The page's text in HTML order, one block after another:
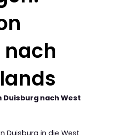
Duisburg nach West